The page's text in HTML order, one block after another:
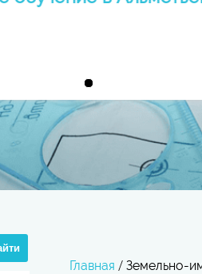
Главная / Земельно-